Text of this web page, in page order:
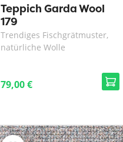
Teppich Garda Wool
179
Trendiges Fischgrätmuster,
natürliche Wolle
79,00 €